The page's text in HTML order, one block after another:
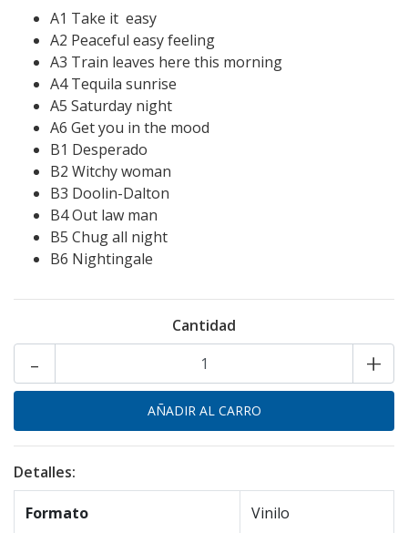
A1 Take it easy
A2 Peaceful easy feeling
A3 Train leaves here this morning
A4 Tequila sunrise
A5 Saturday night
A6 Get you in the mood
B1 Desperado
B2 Witchy woman
B3 Doolin-Dalton
B4 Out law man
B5 Chug all night
B6 Nightingale
Cantidad
+
-
Detalles:
Formato Vinilo